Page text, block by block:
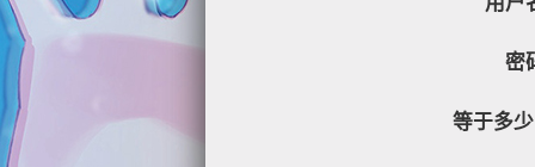
密
等于多